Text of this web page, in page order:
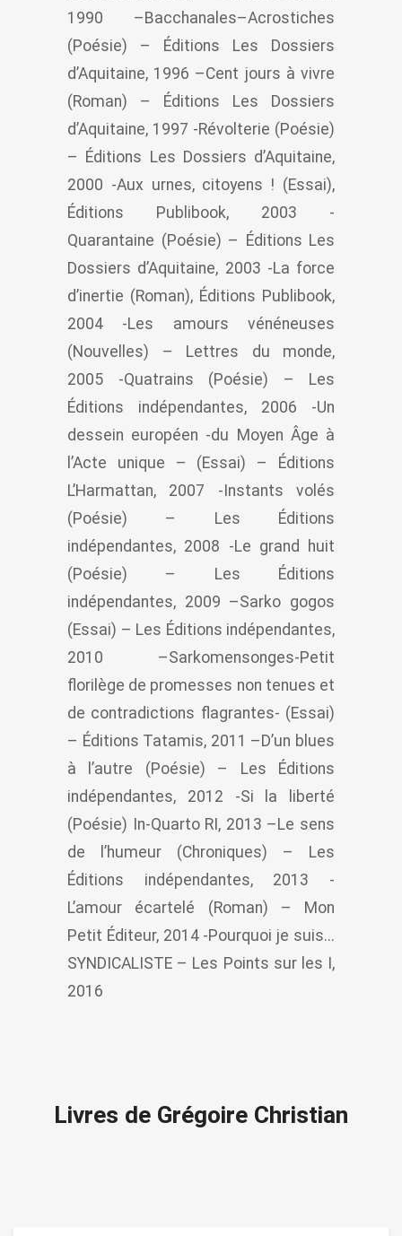
1990 –Bacchanales–Acrostiches
(Poésie) – Éditions Les Dossiers
d’Aquitaine, 1996 –Cent jours à vivre
(Roman) – Éditions Les Dossiers
d’Aquitaine, 1997 -Révolterie (Poésie)
– Éditions Les Dossiers d’Aquitaine,
2000 -Aux urnes, citoyens ! (Essai),
Éditions Publibook, 2003 -
Quarantaine (Poésie) – Éditions Les
Dossiers d’Aquitaine, 2003 -La force
d’inertie (Roman), Éditions Publibook,
2004 -Les amours vénéneuses
(Nouvelles) – Lettres du monde,
2005 -Quatrains (Poésie) – Les
Éditions indépendantes, 2006 -Un
dessein européen -du Moyen Âge à
l’Acte unique – (Essai) – Éditions
L’Harmattan, 2007 -Instants volés
(Poésie) – Les Éditions
indépendantes, 2008 -Le grand huit
(Poésie) – Les Éditions
indépendantes, 2009 –Sarko gogos
(Essai) – Les Éditions indépendantes,
2010 –Sarkomensonges-Petit
florilège de promesses non tenues et
de contradictions flagrantes- (Essai)
– Éditions Tatamis, 2011 –D’un blues
à l’autre (Poésie) – Les Éditions
indépendantes, 2012 -Si la liberté
(Poésie) In-Quarto RI, 2013 –Le sens
de l’humeur (Chroniques) – Les
Éditions indépendantes, 2013 -
L’amour écartelé (Roman) – Mon
Petit Éditeur, 2014 -Pourquoi je suis...
SYNDICALISTE – Les Points sur les I,
2016
Livres de Grégoire Christian